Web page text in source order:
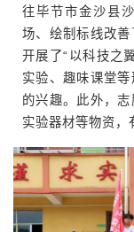
往毕节市金沙县
场、绘制标线改善
开展了“以科技之
实验、趣味课堂
的兴趣。此外，志
实验器材等物资，